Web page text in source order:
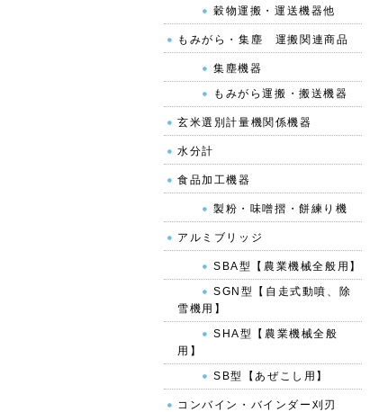
穀物運搬・運送機器他
もみがら・集塵 運搬関連商品
集塵機器
もみがら運搬・搬送機器
玄米選別計量機関係機器
水分計
食品加工機器
製粉・味噌摺・餅練り機
アルミブリッジ
SBA型【農業機械全般用】
SGN型【自走式動噴、除
雪機用】
SHA型【農業機械全般
用】
SB型【あぜこし用】
コンバイン・バインダー刈刃